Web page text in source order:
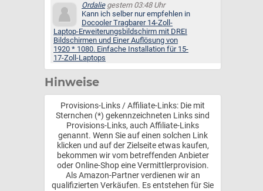
Ordaliegestern 03:48 Uhr
Kann ich selber nur empfehlen in
Docooler Tragbarer 14-Zoll-
Laptop-Erweiterungsbildschirm mit DREI
Bildschirmen und Einer Auflösung von
1920 * 1080. Einfache Installation für 15-
17-Zoll-Laptops
Hinweise
Provisions-Links / Affiliate-Links: Die mit
Sternchen (*) gekennzeichneten Links sind
Provisions-Links, auch Affiliate-Links
genannt. Wenn Sie auf einen solchen Link
klicken und auf der Zielseite etwas kaufen,
bekommen wir vom betreffenden Anbieter
oder Online-Shop eine Vermittlerprovision.
Als Amazon-Partner verdienen wir an
qualifizierten Verkäufen. Es entstehen für Sie